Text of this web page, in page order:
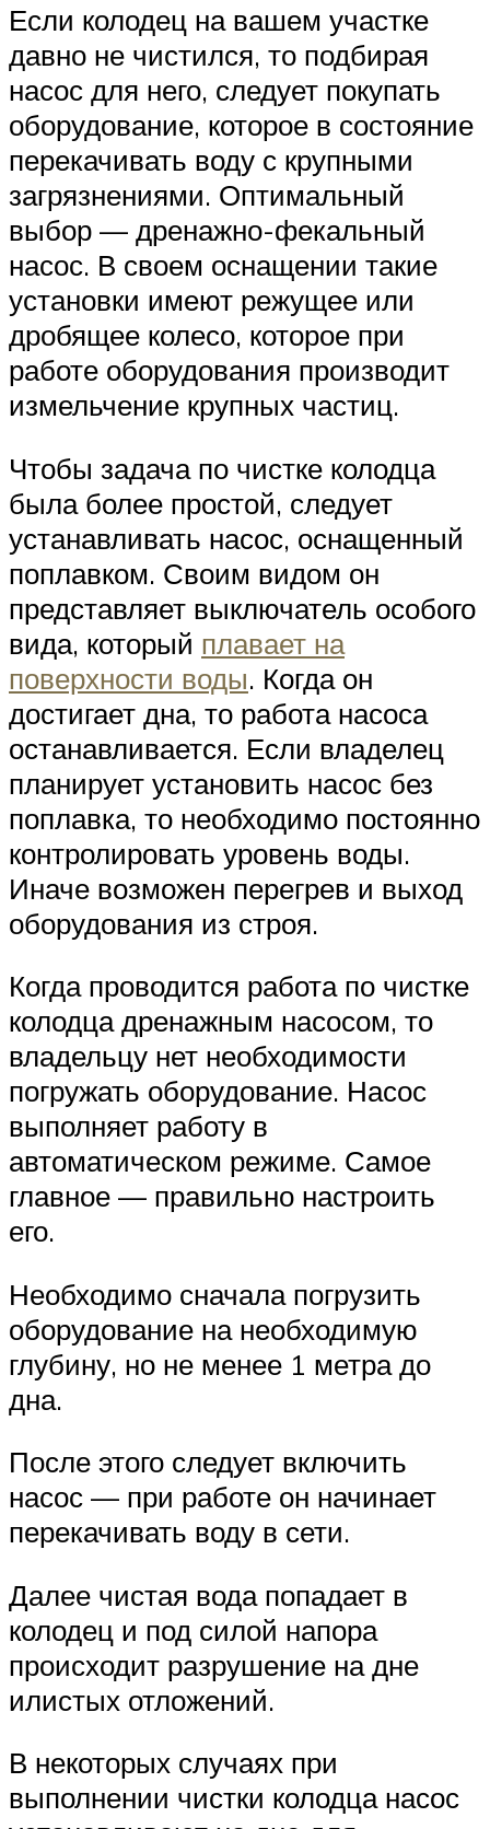
Если колодец на вашем участке
давно не чистился, то подбирая
насос для него, следует покупать
оборудование, которое в состояние
перекачивать воду с крупными
загрязнениями. Оптимальный
выбор — дренажно-фекальный
насос. В своем оснащении такие
установки имеют режущее или
дробящее колесо, которое при
работе оборудования производит
измельчение крупных частиц.
Чтобы задача по чистке колодца
была более простой, следует
устанавливать насос, оснащенный
поплавком. Своим видом он
представляет выключатель особого
вида, который плавает на
поверхности воды. Когда он
достигает дна, то работа насоса
останавливается. Если владелец
планирует установить насос без
поплавка, то необходимо постоянно
контролировать уровень воды.
Иначе возможен перегрев и выход
оборудования из строя.
Когда проводится работа по чистке
колодца дренажным насосом, то
владельцу нет необходимости
погружать оборудование. Насос
выполняет работу в
автоматическом режиме. Самое
главное — правильно настроить
его.
Необходимо сначала погрузить
оборудование на необходимую
глубину, но не менее 1 метра до
дна.
После этого следует включить
насос — при работе он начинает
перекачивать воду в сети.
Далее чистая вода попадает в
колодец и под силой напора
происходит разрушение на дне
илистых отложений.
В некоторых случаях при
выполнении чистки колодца насос